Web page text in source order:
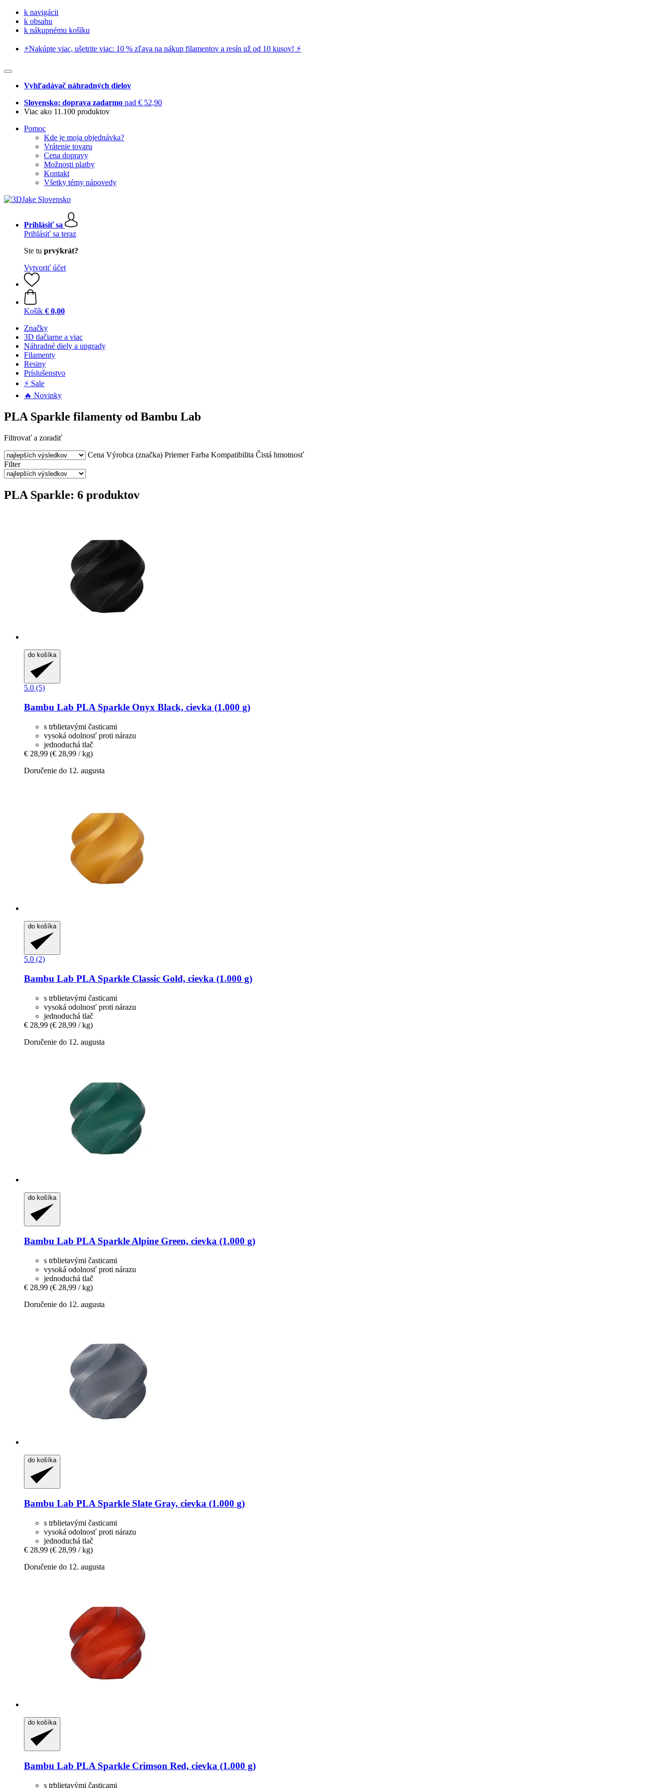
k navigácii
k obsahu
k nákupnému košíku
⚡️Nakúpte viac, ušetrite viac: 10 % zľava na nákup filamentov a resín už od 10 kusov! ⚡️
Vyhľadávač náhradných dielov
Slovensko: doprava zadarmo nad € 52,90
Viac ako 11.100 produktov
Pomoc
Kde je moja objednávka?
Vrátenie tovaru
Cena dopravy
Možnosti platby
Kontakt
Všetky témy nápovedy
Prihlásiť sa
Prihlásiť sa teraz
Ste tu prvýkrát?
Vytvoriť účet
Košík € 0,00
Značky
3D tlačiarne a viac
Náhradné diely a upgrady
Filamenty
Resiny
Príslušenstvo
⚡ Sale
🔥 Novinky
PLA Sparkle filamenty od Bambu Lab
Filtrovať a zoradiť
Cena Výrobca (značka) Priemer Farba Kompatibilita Čistá hmotnosť
Filter
PLA Sparkle: 6 produktov
do košíka
5.0 (5)
Bambu Lab PLA Sparkle Onyx Black, cievka (1.000 g)
s trblietavými časticami
vysoká odolnosť proti nárazu
jednoduchá tlač
€ 28,99 (€ 28,99 / kg)
Doručenie do 12. augusta
do košíka
5.0 (2)
Bambu Lab PLA Sparkle Classic Gold, cievka (1.000 g)
s trblietavými časticami
vysoká odolnosť proti nárazu
jednoduchá tlač
€ 28,99 (€ 28,99 / kg)
Doručenie do 12. augusta
do košíka
Bambu Lab PLA Sparkle Alpine Green, cievka (1.000 g)
s trblietavými časticami
vysoká odolnosť proti nárazu
jednoduchá tlač
€ 28,99 (€ 28,99 / kg)
Doručenie do 12. augusta
do košíka
Bambu Lab PLA Sparkle Slate Gray, cievka (1.000 g)
s trblietavými časticami
vysoká odolnosť proti nárazu
jednoduchá tlač
€ 28,99 (€ 28,99 / kg)
Doručenie do 12. augusta
do košíka
Bambu Lab PLA Sparkle Crimson Red, cievka (1.000 g)
s trblietavými časticami